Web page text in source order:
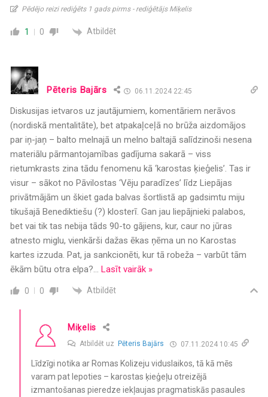
Pēdējo reizi rediģēts 1 gads pirms - rediģētājs Miķelis
1 0 Atbildēt
Pēteris Bajārs 06.11.2024 22:45
Diskusijas ietvaros uz jautājumiem, komentāriem nerāvos
(nordiskā mentalitāte), bet atpakaļceļā no brūža aizdomājos
par iņ-jaņ – balto melnajā un melno baltajā salīdzinoši nesena
materiālu pārmantojamības gadījuma sakarā – viss
rietumkrasts zina tādu fenomenu kā ‘karostas ķieģelis’. Tas ir
visur – sākot no Pāvilostas ‘Vēju paradīzes’ līdz Liepājas
privātmājām un škiet gada balvas šortlistā ap gadsimtu miju
tikušajā Benediktiešu (?) klosterī. Gan jau liepājnieki palabos,
bet vai tik tas nebija tāds 90-to gājiens, kur, caur no jūras
atnesto miglu, vienkārši dažas ēkas ņēma un no Karostas
kartes izzuda. Pat, ja sankcionēti, kur tā robeža – varbūt tām
ēkām būtu otra elpa?… Lasīt vairāk »
0 0 Atbildēt
Miķelis
Atbildēt uz Pēteris Bajārs 07.11.2024 10:45
Līdzīgi notika ar Romas Kolizeju viduslaikos, tā kā mēs
varam pat lepoties – karostas ķieģeļu otreizējā
izmantošanas pieredze iekļaujas pragmatiskās pasaules